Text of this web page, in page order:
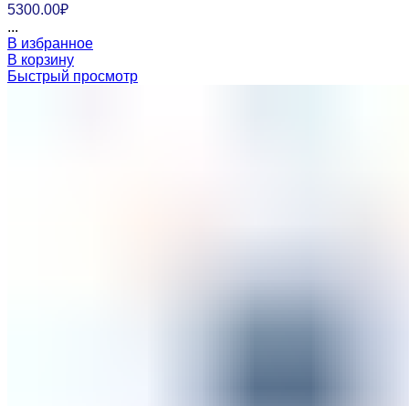
5300.00₽
...
В избранное
В корзину
Быстрый просмотр